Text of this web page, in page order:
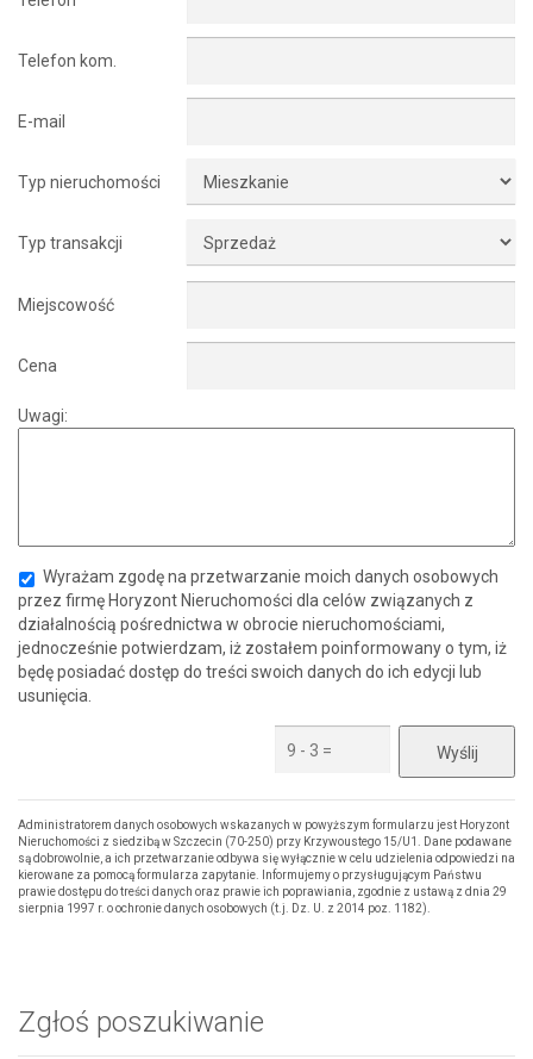
Telefon kom.
E-mail
Typ nieruchomości
Typ transakcji
Miejscowość
Cena
Uwagi:
Wyrażam zgodę na przetwarzanie moich danych osobowych
przez firmę Horyzont Nieruchomości dla celów związanych z
działalnością pośrednictwa w obrocie nieruchomościami,
jednocześnie potwierdzam, iż zostałem poinformowany o tym, iż
będę posiadać dostęp do treści swoich danych do ich edycji lub
usunięcia.
Administratorem danych osobowych wskazanych w powyższym formularzu jest Horyzont
Nieruchomości z siedzibą w Szczecin (70-250) przy Krzywoustego 15/U1. Dane podawane
są dobrowolnie, a ich przetwarzanie odbywa się wyłącznie w celu udzielenia odpowiedzi na
kierowane za pomocą formularza zapytanie. Informujemy o przysługującym Państwu
prawie dostępu do treści danych oraz prawie ich poprawiania, zgodnie z ustawą z dnia 29
sierpnia 1997 r. o ochronie danych osobowych (t.j. Dz. U. z 2014 poz. 1182).
Zgłoś poszukiwanie